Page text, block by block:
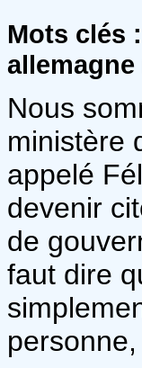
Mots clés
Nous
ministère
appelé
devenir
de
faut dire